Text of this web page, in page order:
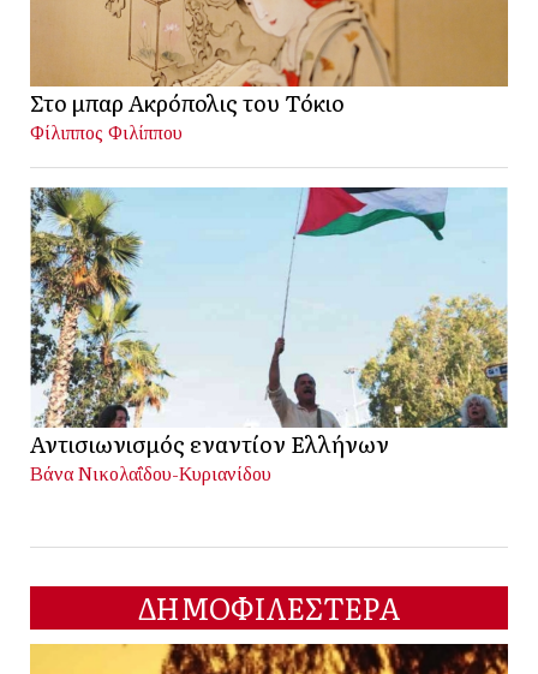
Στο μπαρ Ακρόπολις του Τόκιο
Φίλιππος Φιλίππου
Αντισιωνισμός εναντίον Ελλήνων
Βάνα Νικολαΐδου-Κυριανίδου
ΔΗΜΟΦΙΛΕΣΤΕΡΑ